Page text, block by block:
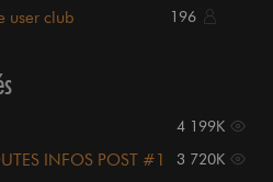
user club 196
4 199K
INFOS POST #1
3 720K